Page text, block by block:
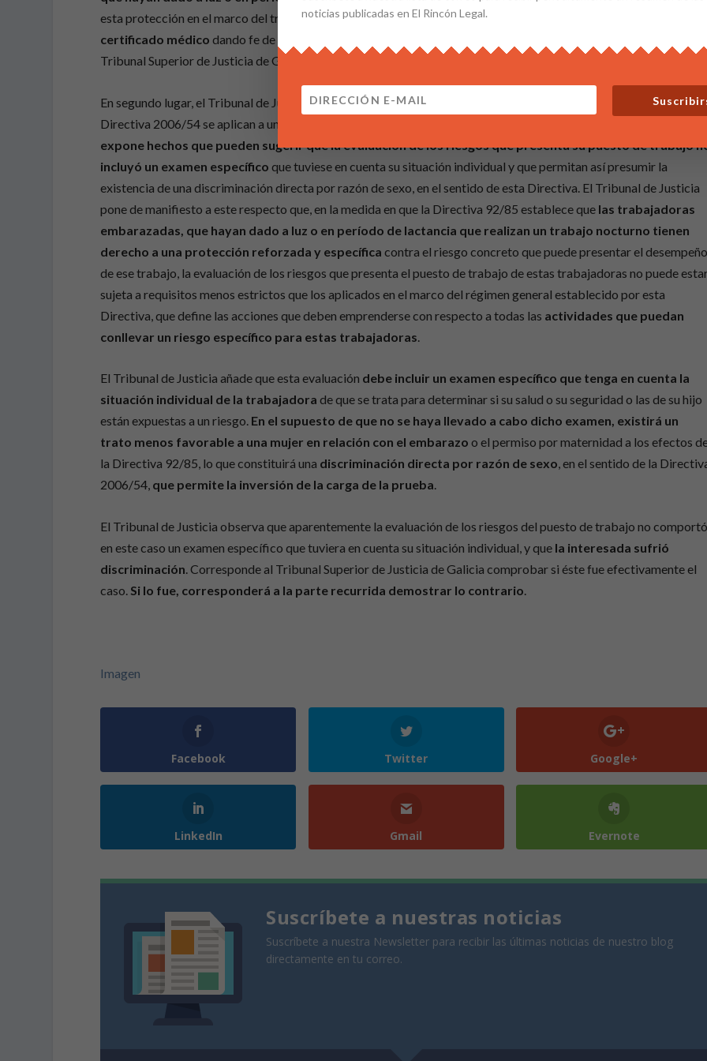
esta protección en el marco del trabajo nocturno,la trabajadora de que se trata debe presentar un
certificado médico dando fe de la necesidad de ello desde el punto de vista de su seguridad o su salud. Incumbe al
Tribunal Superior de Justicia de Galicia comprobar si así sucede en el caso de autos.
En segundo lugar, el Tribunal de Justicia declara que las reglas de inversión de la carga de la prueba previstas en la
Directiva 2006/54 se aplican a una situación como la del presente caso, cuando
expone hechos que pueden sugerir que la evaluación de los riesgos que presenta su puesto de trabajo
incluyó un examen específicoque tuviese en cuenta su situación individual y que permitan así presumir la
existencia de una discriminación directa por razón de sexo, en el sentido de esta Directiva. El Tribunal de Justicia
pone de manifiesto a este respecto que, en la medida en que la Directiva 92/85 establece que las trabajadoras
embarazadas, que hayan dado a luz o en período de lactancia que realizan un trabajo nocturno tienen
derecho a una protección reforzada y específicacontra el riesgo concreto que puede presentar el desempeño
de ese trabajo, la evaluación de los riesgos que presenta el puesto de trabajo de estas trabajadoras no puede
sujeta a requisitos menos estrictos que los aplicados en el marco del régimen general establecido por esta
Directiva, que define las acciones que deben emprenderse con respecto a todas las actividades que puedan
conllevar un riesgo específico para estas trabajadoras
El Tribunal de Justicia añade que esta evaluación debe incluir un examen específico que tenga en cuenta la
situación individual de la trabajadora de que se trata para determinar si su salud o su seguridad o las de su hijo
están expuestas a un riesgo. En el supuesto de que no se haya llevado a cabo dicho examen, existirá un
trato menos favorable a una mujer en relación con el embarazoo el permiso por maternidad a los efectos
la Directiva 92/85, lo que constituirá una discriminación directa por razón de sexo, en el sentido de la
2006/54, que permite la inversión de la carga de la prueba.
El Tribunal de Justicia observa que aparentemente la evaluación de los riesgos del puesto de trabajo no comportó
en este caso un examen específico que tuviera en cuenta su situación individual, y que la interesada sufrió
discriminación. Corresponde al Tribunal Superior de Justicia de Galicia comprobar si éste fue efectivamente el
caso. Si lo fue, corresponderá a la parte recurrida demostrar lo contrario.
Imagen
Facebook Twitter Google+
LinkedIn Gmail Evernote
Suscríbete a nuestras noticias
Suscríbete a nuestra Newsletter para recibir las últimas noticias de nuestro blog
directamente en tu correo.
noticias publicadas en El Rincón Legal.